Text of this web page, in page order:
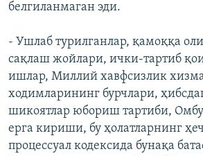
белгиланмаган эди.
- Ушлаб турилганлар, қамоққа
сақлаш жойлари, ички-тартиб
ишлар, Миллий хавфсизлик
ходимларининг бурчлари,
шикоятлар юбориш тартиби,
ерга кириши, бу ҳолатларнинг
процессуал кодексида бунақа